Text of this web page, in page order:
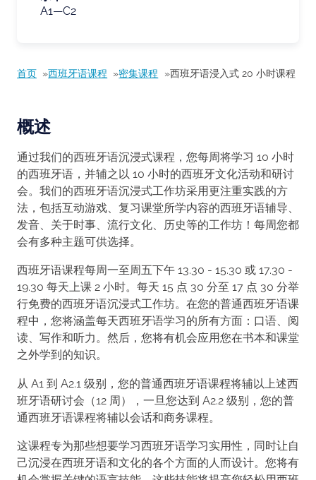
A1—C2
首页 西班牙语课程 密集课程 西班牙语浸入式 20 小时课程
概述
通过我们的西班牙语沉浸式课程，您每周将学习 10 小时
的西班牙语，并辅之以 10 小时的西班牙文化活动和研讨
会。我们的西班牙语沉浸式工作坊采用更注重实践的方
法，包括互动游戏、复习课堂所学内容的西班牙语辅导、
发音、关于时事、流行文化、历史等的工作坊！每周您都
会有多种主题可供选择。
西班牙语课程每周一至周五下午 13.30 - 15.30 或 17.30 -
19.30 每天上课 2 小时。每天 15 点 30 分至 17 点 30 分举
行免费的西班牙语沉浸式工作坊。在您的普通西班牙语课
程中，您将涵盖每天西班牙语学习的所有方面：口语、阅
读、写作和听力。然后，您将有机会应用您在书本和课堂
之外学到的知识。
从 A1 到 A2.1 级别，您的普通西班牙语课程将辅以上述西
班牙语研讨会（12 周），一旦您达到 A2.2 级别，您的普
通西班牙语课程将辅以会话和商务课程。
这课程专为那些想要学习西班牙语学习实用性，同时让自
己沉浸在西班牙语和文化的各个方面的人而设计。您将有